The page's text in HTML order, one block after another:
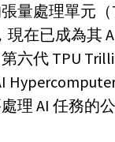
量處理單元（
現在已成為其
六代 TPU
理 AI 任務的